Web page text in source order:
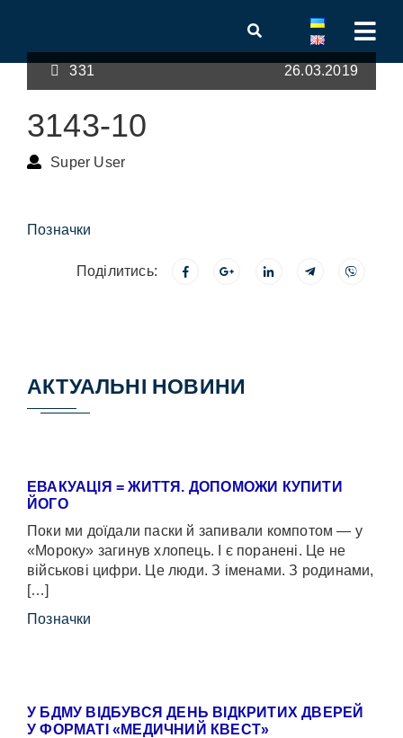
331 26.03.2019
3143-10
Super User
Позначки
Поділитись:
АКТУАЛЬНІ НОВИНИ
ЕВАКУАЦІЯ = ЖИТТЯ. ДОПОМОЖИ КУПИТИ
ЙОГО
Поки ми доїдали паски й запивали компотом — у
«Мороку» загинув хлопець. І є поранені. Це не
військові цифри. Це люди. З іменами. З родинами,
[…]
Позначки
У БДМУ ВІДБУВСЯ ДЕНЬ ВІДКРИТИХ ДВЕРЕЙ
У ФОРМАТІ «МЕДИЧНИЙ КВЕСТ»